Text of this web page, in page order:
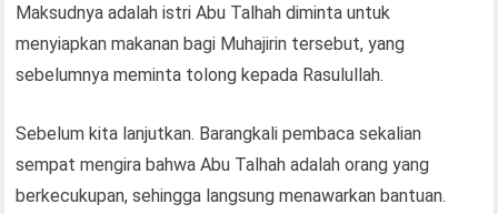
Maksudnya adalah istri Abu Talhah diminta untuk
menyiapkan makanan bagi Muhajirin tersebut, yang
sebelumnya meminta tolong kepada Rasulullah.
Sebelum kita lanjutkan. Barangkali pembaca sekalian
sempat mengira bahwa Abu Talhah adalah orang yang
berkecukupan, sehingga langsung menawarkan bantuan.